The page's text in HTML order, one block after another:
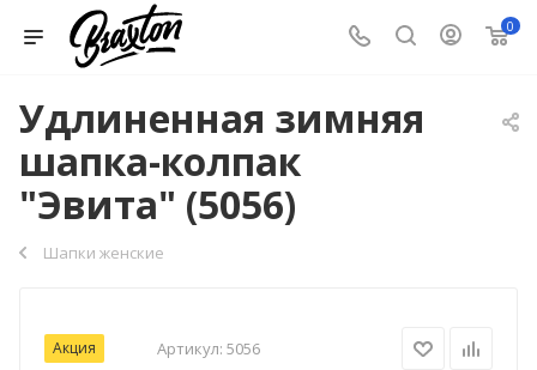
0
Удлиненная зимняя
шапка-колпак
"Эвита" (5056)
Шапки женские
Акция Артикул: 5056